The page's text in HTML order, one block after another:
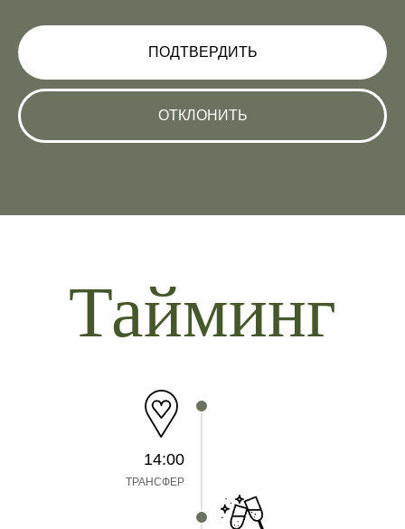
ПОДТВЕРДИТЬ
ОТКЛОНИТЬ
Тайминг
ТРАНСФЕР
14:00